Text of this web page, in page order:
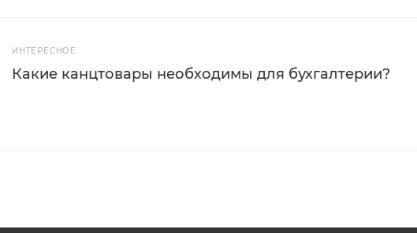
ИНТЕРЕСНОЕ
Какие канцтовары необходимы для бухгалтерии?